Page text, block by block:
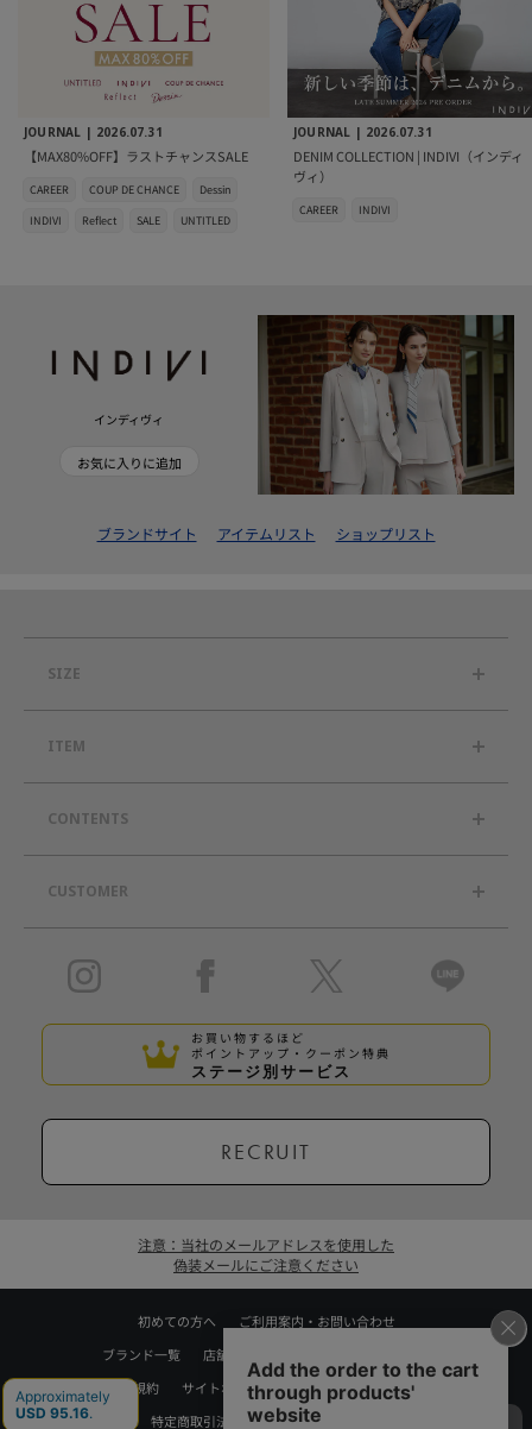
JOURNAL | 2026.07.31
【MAX80%OFF】ラストチャンスSALE
CAREER COUP DE CHANCE
Dessin
INDIVI
Reflect SALE UNTITLED
JOURNAL | 2026.07.31
DENIM COLLECTION | INDIVI（インディ
ヴィ）
CAREER INDIVI
インディヴィ
お気に入りに追加
ブランドサイト アイテムリスト ショップリスト
SIZE
ITEM
CONTENTS
CUSTOMER
お買い物するほど
ポイントアップ・クーポン特典
ステージ別サービス
RECRUIT
注意：当社のメールアドレスを使用した
偽装メールにご注意ください
初めての方へ
ご利用案内・お問い合わせ
ブランド一覧
店舗検索
利用規約
サイトポリシー
プライバシーポリシー
特定商取引法に基づく表記